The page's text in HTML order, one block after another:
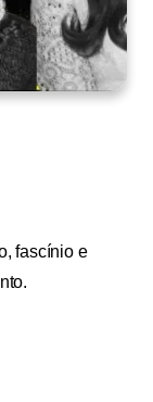
fascínio e